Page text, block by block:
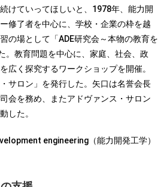
けていってほしいと、1978年、能力開
修了者を中心に、学校・企業の枠を越
の場として「ADE研究会～本物の教育を
。教育問題を中心に、家庭、社会、政
広く探究するワークショップを開催。
サロン」を発行した。矢口は名誉会長
会を務め、またアドヴァンス・サロン
した。
engineering（能力開発工学）